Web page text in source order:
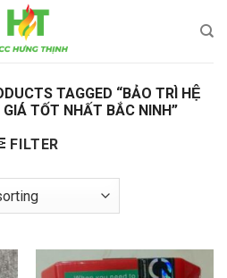
TAGGED “BẢO TRÌ HỆ
TỐT NHẤT BẮC NINH”
FILTER